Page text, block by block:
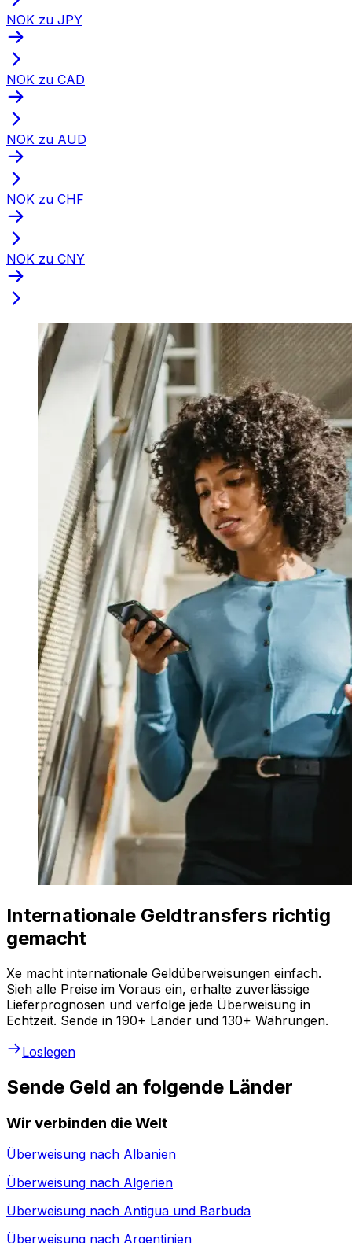
NOK zu JPY
NOK zu CAD
NOK zu AUD
NOK zu CHF
NOK zu CNY
Internationale Geldtransfers richtig
gemacht
Xe macht internationale Geldüberweisungen einfach.
Sieh alle Preise im Voraus ein, erhalte zuverlässige
Lieferprognosen und verfolge jede Überweisung in
Echtzeit. Sende in 190+ Länder und 130+ Währungen.
Loslegen
Sende Geld an folgende Länder
Wir verbinden die Welt
Überweisung nach Albanien
Überweisung nach Algerien
Überweisung nach Antigua und Barbuda
Überweisung nach Argentinien